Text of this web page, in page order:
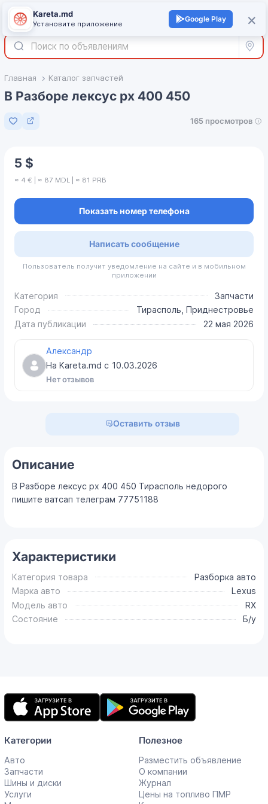
Войти +
Все
Главная Каталог запчастей
В Разборе лексус рх 400 450
Добавить в избранное
165 просмотров
5 $
≈ 4 € | ≈ 87 MDL | ≈ 81 PRB
Показать номер телефона
Написать сообщение
Пользователь получит уведомление на сайте и в мобильном
приложении
Категория
Запчасти
Город
Тирасполь, Приднестровье
Дата публикации
22 мая 2026
Александр
На Kareta.md с 10.03.2026
Нет отзывов
Оставить отзыв
Описание
В Разборе лексус рх 400 450 Тирасполь недорого
пишите ватсап телеграм 77751188
Характеристики
Категория товара
Разборка авто
Марка авто
Lexus
Модель авто
RX
Состояние
Б/у
×
Kareta.md
Установите приложение
Google Play
Мобильное
приложение
Категории
Авто
Запчасти
Шины и диски
Услуги
Полезное
Разместить объявление
О компании
Журнал
Цены на топливо ПМР